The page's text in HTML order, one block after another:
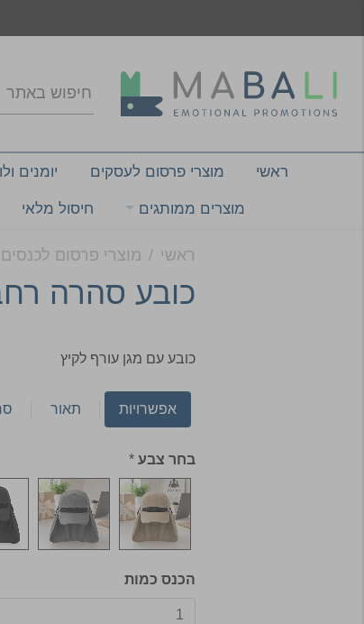
ראשי מוצרי פרסום לעסקים יומנים
מוצרים ממותגים חיסול מלאי
ראשי מוצרי פרסום לכנסים
כובע סהרה
כובע עם מגן עורף לקיץ
אפשרויות תאור
בחר צבע *
הכנס כמות